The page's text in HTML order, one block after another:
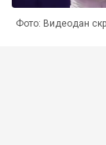
Фото: Видеодан